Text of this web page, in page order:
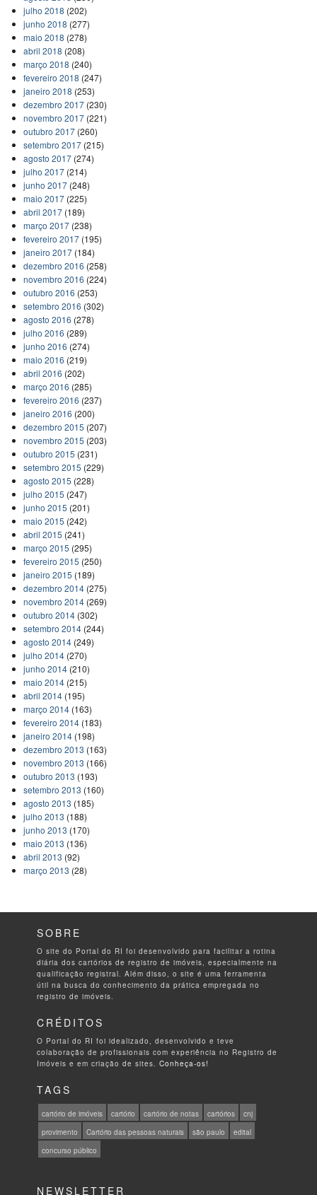
julho 2018 (202)
junho 2018 (277)
maio 2018 (278)
abril 2018 (208)
março 2018 (240)
fevereiro 2018 (247)
janeiro 2018 (253)
dezembro 2017(230)
novembro 2017(221)
outubro 2017(260)
setembro 2017(215)
agosto 2017(274)
julho 2017(214)
junho 2017(248)
maio 2017(225)
abril 2017(189)
março 2017(238)
fevereiro 2017(195)
janeiro 2017(184)
dezembro 2016 (258)
novembro 2016 (224)
outubro 2016 (253)
setembro 2016 (302)
agosto 2016 (278)
julho 2016 (289)
junho 2016 (274)
maio 2016 (219)
abril 2016 (202)
março 2016 (285)
fevereiro 2016 (237)
janeiro 2016 (200)
dezembro 2015 (207)
novembro 2015 (203)
outubro 2015 (231)
setembro 2015 (229)
agosto 2015 (228)
julho 2015 (247)
junho 2015 (201)
maio 2015 (242)
abril 2015 (241)
março 2015 (295)
fevereiro 2015 (250)
janeiro 2015 (189)
dezembro 2014(275)
novembro 2014(269)
outubro 2014(302)
setembro 2014(244)
agosto 2014(249)
julho 2014(270)
junho 2014(210)
maio 2014(215)
abril 2014(195)
março 2014(163)
fevereiro 2014(183)
janeiro 2014(198)
dezembro 2013 (163)
novembro 2013 (166)
outubro 2013 (193)
setembro 2013 (160)
agosto 2013 (185)
julho 2013 (188)
junho 2013 (170)
maio 2013 (136)
abril 2013 (92)
março 2013 (28)
SOBRE
O site do Portal do RI foi desenvolvido para facilitar a rotina
diária dos cartórios de registro de imóveis, especialmente na
qualificação registral. Além disso, o site é uma ferramenta
útil na busca do conhecimento da prática empregada no
registro de imóveis.
CRÉDITOS
O Portal do RI foi idealizado, desenvolvido e teve
colaboração de profissionais com experiência no Registro de
Imóveis e em criação de sites.Conheça-os!
TAGS
cartório de imóveis cartório cartório de notas cartórios
cnj
provimento
Cartório das pessoas naturais são paulo
edital
concurso público
NEWSLETTER